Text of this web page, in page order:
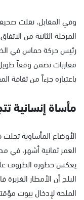
وفي المقابل، نقلت
المرحلة الثانية من
رئيس حركة حماس في
مقاربات تضمن وقفاً
باعتباره جزءاً من
مأساة إنسانية
الأوضاع المأساوية
العمر ثمانية أشهر، في
يعكس خطورة الظروف على
البلح أن الأمطار
الملحة لإدخال بيوت